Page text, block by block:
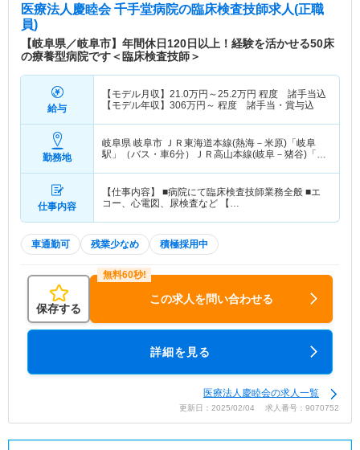
医療法人慶睦会 千手堂病院の臨床検査技師求人(正職
員)
【岐阜県／岐阜市】年間休日120日以上！経験を活かせる50床
の療養型病院です＜臨床検査技師＞
給与
【モデル月収】 21.0万円～25.2万円 程度 諸手当込
【モデル年収】 306万円～ 程度 諸手当・賞与込
勤務地
岐阜県 岐阜市 ＪＲ東海道本線(熱海－米原)「岐阜
駅」（バス・車6分）ＪＲ高山本線(岐阜－猪谷)「岐
仕事内容
【仕事内容】 ■病院にて臨床検査技師業務全般 ■エ
コー、心電図、尿検査など 【…
車通勤可 残業少なめ 積極採用中
保存する
この求人を問い合わせる
詳細を見る
医療法人慶睦会の求人一覧
更新日：2025/02/04 求人番号：9070752